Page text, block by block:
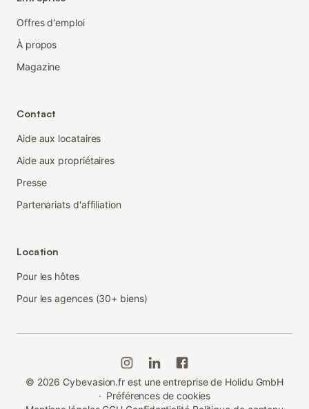
Offres d'emploi
À propos
Magazine
Contact
Aide aux locataires
Aide aux propriétaires
Presse
Partenariats d'affiliation
Location
Pour les hôtes
Pour les agences (30+ biens)
© 2026 Cybevasion.fr est une entreprise de Holidu GmbH
· Préférences de cookies